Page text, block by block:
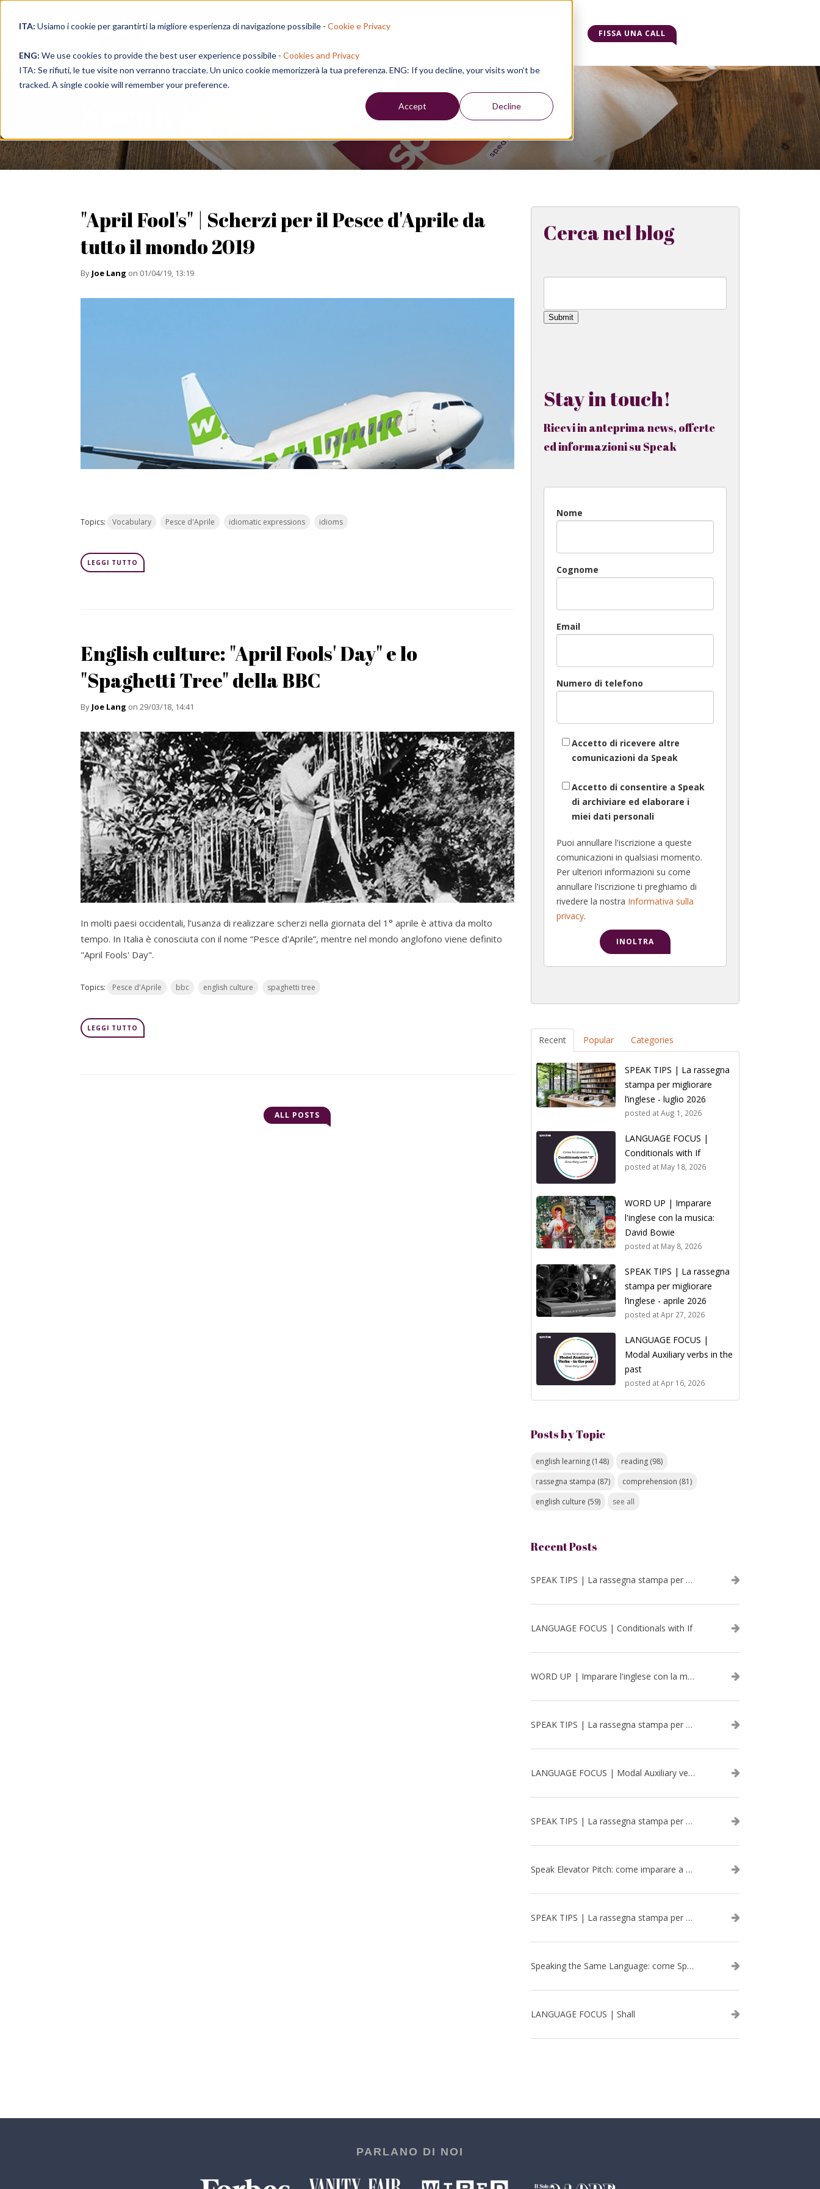
ITA: Usiamo i cookie per garantirti la migliore esperienza di navigazione possibile - Cookie e Privacy
ENG: We use cookies to provide the best user experience possibile - Cookies and Privacy
ITA: Se rifiuti, le tue visite non verranno tracciate. Un unico cookie memorizzerà la tua preferenza. ENG: If you decline, your visits won’t be
tracked. A single cookie will remember your preference.
Accept Decline
full immersion residenziali per aziende FISSA UNA CALL
"April Fool's" | Scherzi per il Pesce d'Aprile da
tutto il mondo 2019
By Joe Lang on 01/04/19, 13:19
Topics: Vocabulary Pesce d'Aprile idiomatic expressions idioms
LEGGI TUTTO
English culture: "April Fools' Day" e lo
"Spaghetti Tree" della BBC
By Joe Lang on 29/03/18, 14:41
In molti paesi occidentali, l’usanza di realizzare scherzi nella giornata del 1° aprile è attiva da molto
tempo. In Italia è conosciuta con il nome “Pesce d'Aprile”, mentre nel mondo anglofono viene definito
"April Fools' Day".
Topics: Pesce d'Aprile bbc english culture spaghetti tree
LEGGI TUTTO
ALL POSTS
Cerca nel blog
Submit
Stay in touch!
Ricevi in anteprima news, offerte
ed informazioni su Speak
Nome
Cognome
Email
Numero di telefono
Accetto di ricevere altre
comunicazioni da Speak
Accetto di consentire a Speak
di archiviare ed elaborare i
miei dati personali
Puoi annullare l'iscrizione a queste
comunicazioni in qualsiasi momento.
Per ulteriori informazioni su come
annullare l'iscrizione ti preghiamo di
rivedere la nostra Informativa sulla
privacy.
Recent Popular Categories
SPEAK TIPS | La rassegna
stampa per migliorare
l’inglese - luglio 2026
posted atAug 1, 2026
LANGUAGE FOCUS |
Conditionals with If
posted at May 18, 2026
WORD UP | Imparare
l'inglese con la musica:
David Bowie
posted at May 8, 2026
SPEAK TIPS | La rassegna
stampa per migliorare
l’inglese - aprile 2026
posted atApr 27, 2026
LANGUAGE FOCUS |
Modal Auxiliary verbs in the
past
posted atApr 16, 2026
Posts by Topic
english learning (148) reading (98)
rassegna stampa (87) comprehension (81)
english culture (59) see all
Recent Posts
SPEAK TIPS | La rassegna stampa per migliorare l’inglese - luglio 2026
LANGUAGE FOCUS | Conditionals with If
WORD UP | Imparare l'inglese con la musica: David Bowie
SPEAK TIPS | La rassegna stampa per migliorare l’inglese - aprile 2026
LANGUAGE FOCUS | Modal Auxiliary verbs in the past
SPEAK TIPS | La rassegna stampa per migliorare l’inglese - marzo 2026
Speak Elevator Pitch: come imparare a gestire una presentazione in inglese
SPEAK TIPS | La rassegna stampa per migliorare l’inglese - febbraio 2026
Speaking the Same Language: come Speak aiuta a rafforzare i team attraverso il Team Building in inglese
LANGUAGE FOCUS | Shall
PARLANO DI NOI